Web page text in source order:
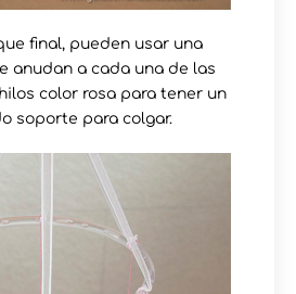
final, pueden usar una
anudan a cada una de las
color rosa para tener un
soporte para colgar.